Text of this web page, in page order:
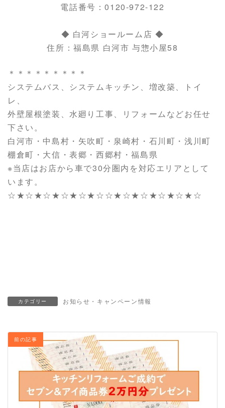
電話番号：0120-972-122
◆ 白河ショールーム店 ◆
住所：福島県 白河市 与惣小屋58
＊＊＊＊＊＊＊＊＊
システムバス、システムキッチン、増改築、トイ
レ、
外壁屋根塗装、水廻り工事、リフォームなどお任せ
下さい。
白河市・中島村・矢吹町・泉崎村・石川町・浅川町
棚倉町・大信・表郷・西郷村・福島県
※当店はお店から車で30分圏内を対応エリアとして
います。
☆★☆★☆★☆★☆★☆☆★☆★☆★☆★☆★☆
カテゴリー お知らせ・キャンペーン情報
前の記事